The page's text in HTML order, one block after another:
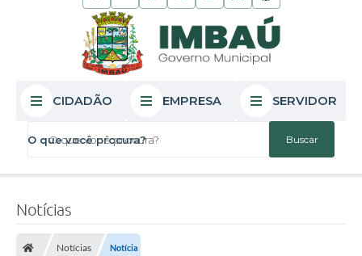
O que você procura?
CIDADÃO EMPRESA SERVIDOR
Notícias
Notícias Notícia